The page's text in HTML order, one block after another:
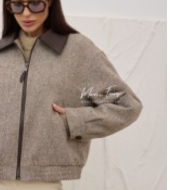
174 см
фото (ОГ-ОТ-ОБ) 94 × 60 × 91 см
100% полиэстер
Китай